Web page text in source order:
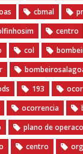
‎cbmal‬
centro
col
193
ocorrencia
plano de
centro